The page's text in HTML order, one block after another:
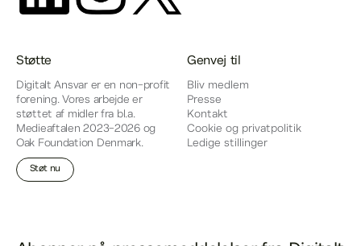
Støtte
Digitalt Ansvar er en non-profit
forening. Vores arbejde er
støttet af midler fra bl.a.
Medieaftalen 2023-2026 og
Oak Foundation Denmark.
Støt nu
Genvej til
Bliv medlem
Presse
Kontakt
Cookie og privatpolitik
Ledige stillinger